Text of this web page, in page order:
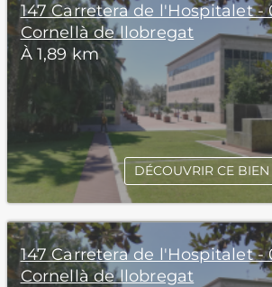
147 Carretera de l'Hospitalet -
Cornellà de llobregat
À 1,89 km
DÉCOUVRIR CE BIEN
147 Carretera de l'Hospitalet -
Cornellà de llobregat